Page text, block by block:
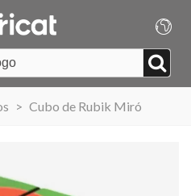
> Cubo de Rubik Miró